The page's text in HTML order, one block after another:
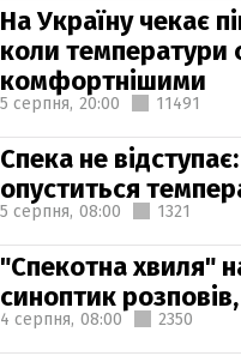
На Україну чекає
коли температури
комфортнішими
5 серпня, 20:00 11491
Спека не
опуститься
5 серпня, 08:00 1321
"Спекотна хвиля"
синоптик
4 серпня, 08:00 2350